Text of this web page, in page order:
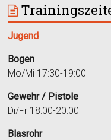
Jugend
Bogen
Mo/Mi 17:30-19:00
Gewehr / Pistole
Di/Fr 18:00-20:00
Blasrohr